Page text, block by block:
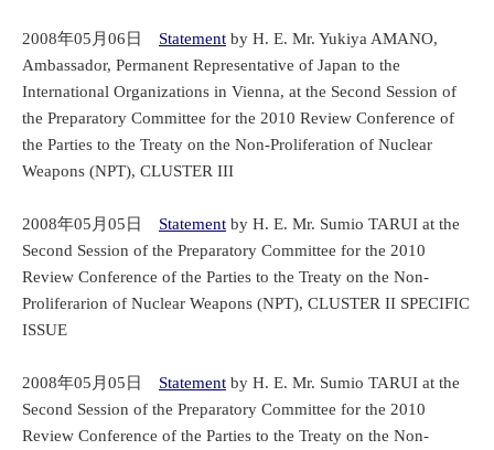
2008年05月06日 Statement by H. E. Mr. Yukiya AMANO,
Ambassador, Permanent Representative of Japan to the
International Organizations in Vienna, at the Second Session of
the Preparatory Committee for the 2010 Review Conference of
the Parties to the Treaty on the Non-Proliferation of Nuclear
Weapons (NPT), CLUSTER III
2008年05月05日 Statement by H. E. Mr. Sumio TARUI at the
Second Session of the Preparatory Committee for the 2010
Review Conference of the Parties to the Treaty on the Non-
Proliferarion of Nuclear Weapons (NPT), CLUSTER II SPECIFIC
ISSUE
2008年05月05日 Statement by H. E. Mr. Sumio TARUI at the
Second Session of the Preparatory Committee for the 2010
Review Conference of the Parties to the Treaty on the Non-